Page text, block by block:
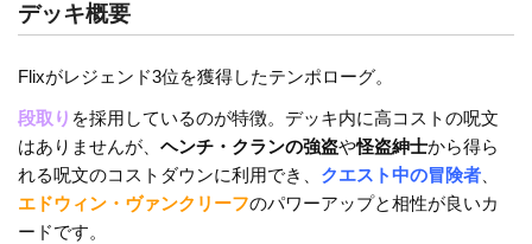
tt
er
e
c
e
b
o
o
k
e
n
a
p
y
Li
n
k
デッキ概要
Flixがレジェンド3位を獲得したテンポローグ。
段取り を採用しているのが特徴。デッキ内に高コストの呪文
はありませんが、ヘンチ・クランの強盗や怪盗紳士から得ら
れる呪文のコストダウンに利用でき、 クエスト中の冒険者
エドウィン・ヴァンクリーフのパワーアップと相性が良いカ
ードです。